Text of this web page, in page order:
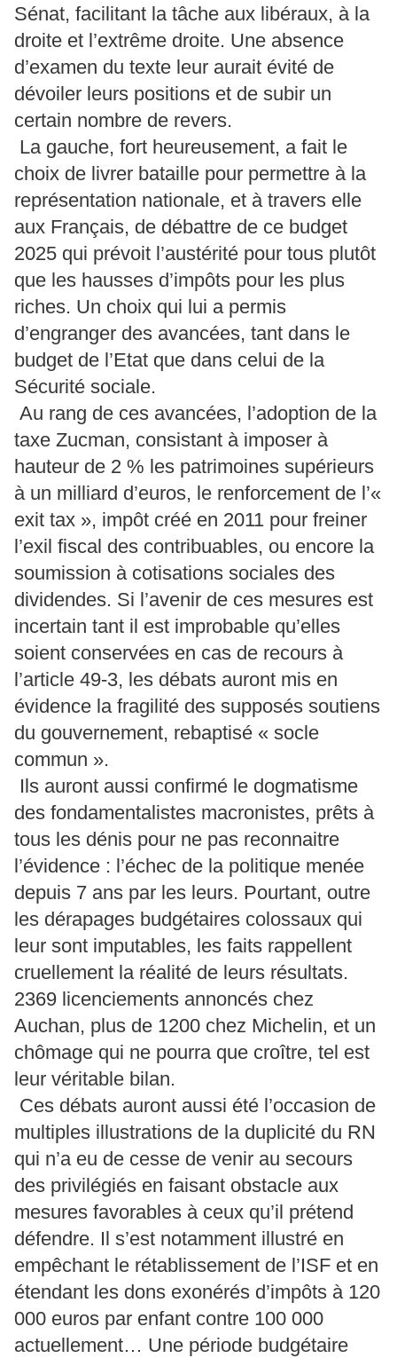
Sénat, facilitant la tâche aux libéraux, à la
droite et l’extrême droite. Une absence
d’examen du texte leur aurait évité de
dévoiler leurs positions et de subir un
certain nombre de revers.
La gauche, fort heureusement, a fait le
choix de livrer bataille pour permettre à la
représentation nationale, et à travers elle
aux Français, de débattre de ce budget
2025 qui prévoit l’austérité pour tous plutôt
que les hausses d’impôts pour les plus
riches. Un choix qui lui a permis
d’engranger des avancées, tant dans le
budget de l’Etat que dans celui de la
Sécurité sociale.
Au rang de ces avancées, l’adoption de la
taxe Zucman, consistant à imposer à
hauteur de 2 % les patrimoines supérieurs
à un milliard d’euros, le renforcement de l’«
exit tax », impôt créé en 2011 pour freiner
l’exil fiscal des contribuables, ou encore la
soumission à cotisations sociales des
dividendes. Si l’avenir de ces mesures est
incertain tant il est improbable qu’elles
soient conservées en cas de recours à
l’article 49-3, les débats auront mis en
évidence la fragilité des supposés soutiens
du gouvernement, rebaptisé « socle
commun ».
Ils auront aussi confirmé le dogmatisme
des fondamentalistes macronistes, prêts à
tous les dénis pour ne pas reconnaitre
l’évidence : l’échec de la politique menée
depuis 7 ans par les leurs. Pourtant, outre
les dérapages budgétaires colossaux qui
leur sont imputables, les faits rappellent
cruellement la réalité de leurs résultats.
2369 licenciements annoncés chez
Auchan, plus de 1200 chez Michelin, et un
chômage qui ne pourra que croître, tel est
leur véritable bilan.
Ces débats auront aussi été l’occasion de
multiples illustrations de la duplicité du RN
qui n’a eu de cesse de venir au secours
des privilégiés en faisant obstacle aux
mesures favorables à ceux qu’il prétend
défendre. Il s’est notamment illustré en
empêchant le rétablissement de l’ISF et en
étendant les dons exonérés d’impôts à 120
000 euros par enfant contre 100 000
actuellement… Une période budgétaire